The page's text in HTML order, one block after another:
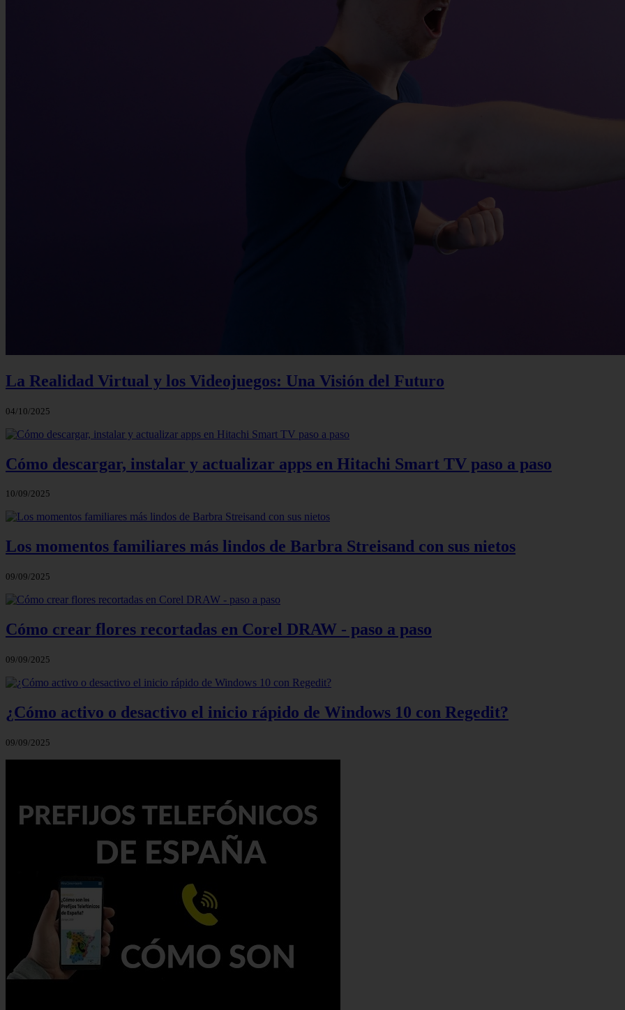
La Realidad Virtual y los Videojuegos: Una Visión del Futuro
04/10/2025
Cómo descargar, instalar y actualizar apps en Hitachi Smart TV paso a paso
10/09/2025
Los momentos familiares más lindos de Barbra Streisand con sus nietos
09/09/2025
Cómo crear flores recortadas en Corel DRAW - paso a paso
09/09/2025
¿Cómo activo o desactivo el inicio rápido de Windows 10 con Regedit?
09/09/2025